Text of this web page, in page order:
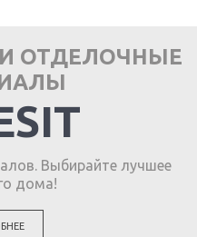
ОТДЕЛОЧНЫЕ
Выбирайте лучшее
дома!